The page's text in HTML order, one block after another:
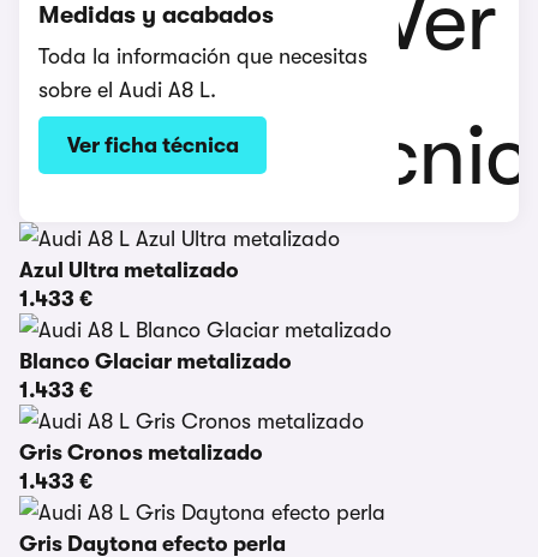
Medidas y acabados
Toda la información que necesitas
sobre el Audi A8 L.
Ver ficha técnica
Azul Ultra metalizado
1.433 €
Blanco Glaciar metalizado
1.433 €
Gris Cronos metalizado
1.433 €
Gris Daytona efecto perla